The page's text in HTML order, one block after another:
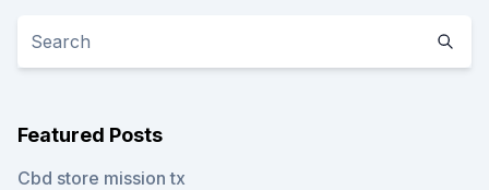
Featured Posts
Cbd store mission tx